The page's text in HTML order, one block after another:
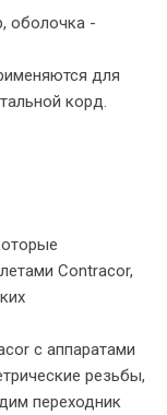
оболочка -
для
корд.
Contracor,
с аппаратами
резьбы,
переходник